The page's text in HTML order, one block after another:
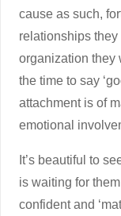
cause as such,
relationships
organization they
the time to say
attachment is of
emotional
It’s beautiful to
is waiting for
confident and